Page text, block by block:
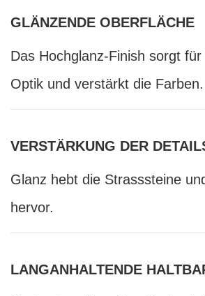
GLÄNZENDE OBERFLÄCHE
Das Hochglanz-Finish sorgt
Optik und verstärkt die Farben.
VERSTÄRKUNG DER
Glanz hebt die Strasssteine
hervor.
LANGANHALTENDE